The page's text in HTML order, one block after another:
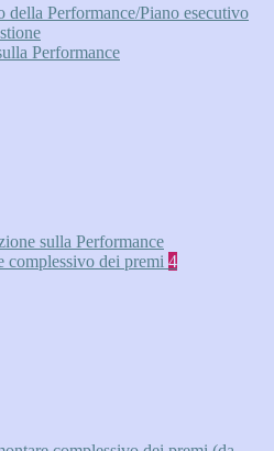
della Performance/Piano esecutivo
Performance
sulla Performance
complessivo dei premi 4